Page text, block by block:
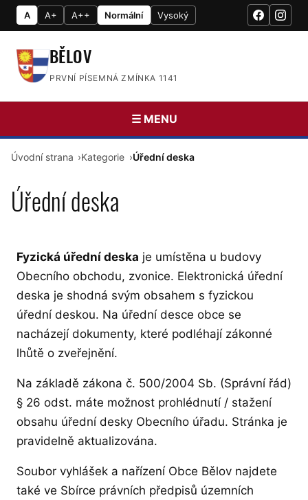
A A+ A++ Normální Vysoký
BĚLOV
PRVNÍ PÍSEMNÁ ZMÍNKA 1141
☰ MENU
Úvodní strana Kategorie Úřední deska
Úřední deska
Fyzická úřední deska je umístěna u budovy
Obecního obchodu, zvonice. Elektronická úřední
deska je shodná svým obsahem s fyzickou
úřední deskou. Na úřední desce obce se
nacházejí dokumenty, které podléhají zákonné
lhůtě o zveřejnění.
Na základě zákona č. 500/2004 Sb. (Správní řád)
§ 26 odst. máte možnost prohlédnutí / stažení
obsahu úřední desky Obecního úřadu. Stránka je
pravidelně aktualizována.
Soubor vyhlášek a nařízení Obce Bělov najdete
také ve Sbírce právních předpisů územních